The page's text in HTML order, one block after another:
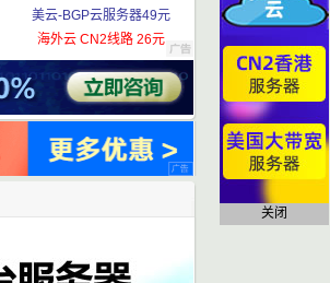
美云-BGP云服务器49元
海外云 CN2线路 26元
关闭